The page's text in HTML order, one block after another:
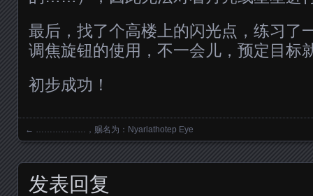
最后，找了个高楼上的闪光点，练习了
调焦旋钮的使用，不一会儿，预定目标
初步成功！
Posts navigation
← ………………，赐名为：Nyarlathotep Eye
发表回复